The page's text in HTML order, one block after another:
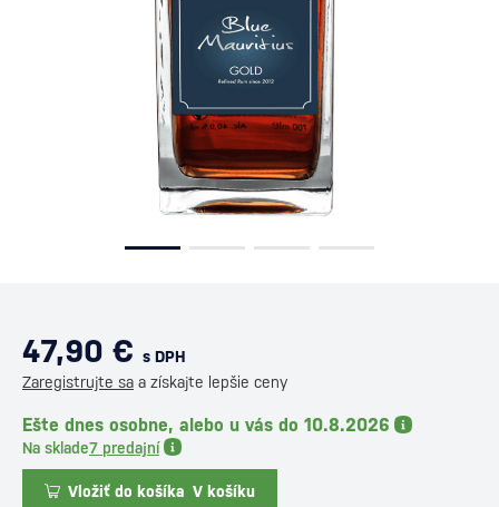
47,90 € s DPH
Zaregistrujte sa a získajte lepšie ceny
Ešte dnes osobne, alebo u vás do 10.8.2026
Na sklade7 predajní
Vložiť do košíka V košíku